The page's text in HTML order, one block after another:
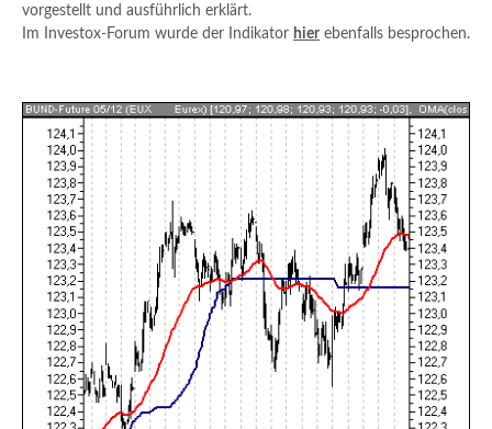
vorgestellt und ausführlich erklärt.
Im Investox-Forum wurde der Indikator hier ebenfalls besprochen.